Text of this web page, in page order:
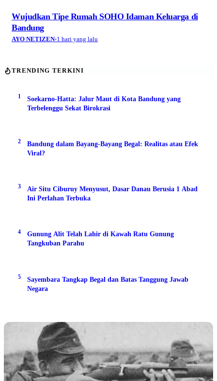
Wujudkan Tipe Rumah SOHO Idaman Keluarga di
Bandung
AYO NETIZEN·1 hari yang lalu
TRENDING TERKINI
1
Soekarno-Hatta: Jalur Maut di Kota Bandung yang
Terbelenggu Sekat Birokrasi
2
Bandung dalam Bayang-Bayang Begal: Realitas atau Efek
Viral?
3
Air Situ Ciburuy Menyusut, Dasar Danau Berusia 1 Abad
Ini Perlahan Terbuka
4
Gunung Alit Telah Lahir di Kawah Ratu Gunung
Tangkuban Parahu
5
Sayembara Tangkap Begal dan Batas Tanggung Jawab
Negara